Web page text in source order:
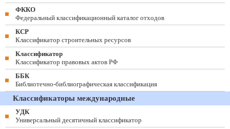
ФККО
Федеральный классификационный каталог отходов
КСР
Классификатор строительных ресурсов
Классификатор
Классификатор правовых актов РФ
ББК
Библиотечно-библиографическая классификация
Классификаторы международные
УДК
Универсальный десятичный классификатор